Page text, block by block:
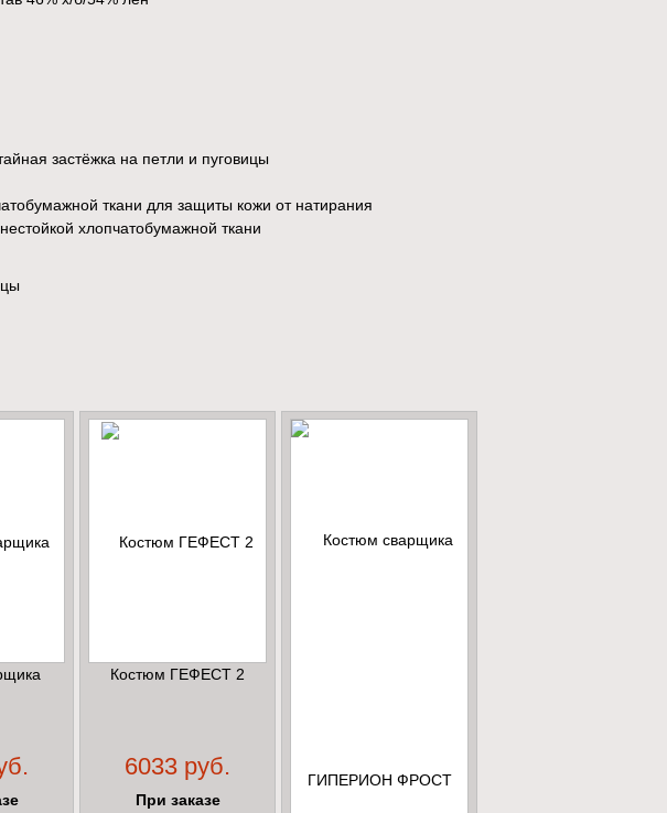
застёжка на петли и пуговицы
ткани для защиты кожи от натирания
хлопчатобумажной ткани
Костюм ГЕФЕСТ 2
6033 руб.
При заказе